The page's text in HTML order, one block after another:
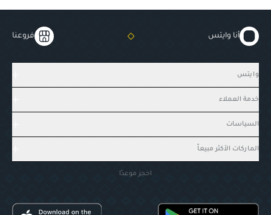
أنا وايتس فروعنا
وايتس
خدمة العملاء
السياسات
الماركات الأكثر مبيعاً
احجز موعدًا